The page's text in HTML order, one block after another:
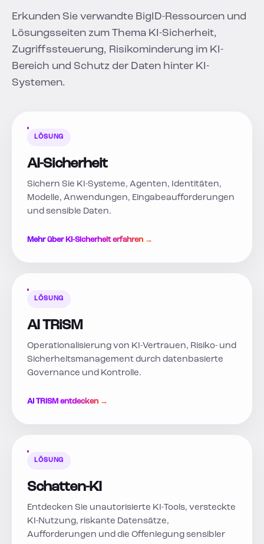
Erkunden Sie verwandte BigID-Ressourcen und
Lösungsseiten zum Thema KI-Sicherheit,
Zugriffssteuerung, Risikominderung im KI-
Bereich und Schutz der Daten hinter KI-
Systemen.
LÖSUNG
AI-Sicherheit
Sichern Sie KI-Systeme, Agenten, Identitäten,
Modelle, Anwendungen, Eingabeaufforderungen
und sensible Daten.
Mehr über KI-Sicherheit erfahren →
LÖSUNG
AI TRiSM
Operationalisierung von KI-Vertrauen, Risiko- und
Sicherheitsmanagement durch datenbasierte
Governance und Kontrolle.
AI TRiSM entdecken →
LÖSUNG
Schatten-KI
Entdecken Sie unautorisierte KI-Tools, versteckte
KI-Nutzung, riskante Datensätze,
Aufforderungen und die Offenlegung sensibler